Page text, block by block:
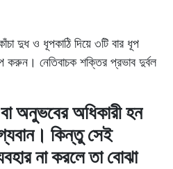
দুধ ও ধূপকাঠি দিয়ে ৩টি বার ধূপ
করুন। নেতিবাচক শক্তির প্রভাব দুর্বল
অনুভবের অধিকারী হন
কিন্তু সেই
না করলে তা বোঝা